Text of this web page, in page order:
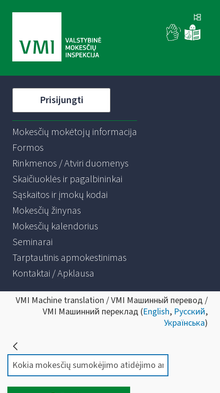
Prisijungti
Mokesčių mokėtojų informacija
Formos
Rinkmenos / Atviri duomenys
Skaičiuoklės ir pagalbininkai
Sąskaitos ir įmokų kodai
Mokesčių žinynas
Mokesčių kalendorius
Seminarai
Tarptautinis apmokestinimas
Kontaktai / Apklausa
VMI Machine translation / VMI Машинный перевод /
VMI Машинний переклад (English, Русский,
Українська)